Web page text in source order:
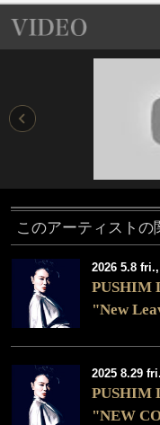
このアーティストの
2026 5.8
PUSHIM
"New
2025 8.29
PUSHIM
"NEW